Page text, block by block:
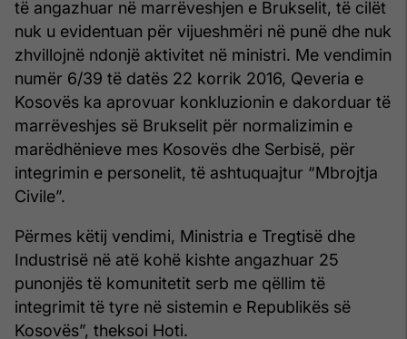
të angazhuar në marrëveshjen e Brukselit, të cilët
nuk u evidentuan për vijueshmëri në punë dhe nuk
zhvillojnë ndonjë aktivitet në ministri. Me vendimin
numër 6/39 të datës 22 korrik 2016, Qeveria e
Kosovës ka aprovuar konkluzionin e dakorduar të
marrëveshjes së Brukselit për normalizimin e
marëdhënieve mes Kosovës dhe Serbisë, për
integrimin e personelit, të ashtuquajtur “Mbrojtja
Civile”.
Përmes këtij vendimi, Ministria e Tregtisë dhe
Industrisë në atë kohë kishte angazhuar 25
punonjës të komunitetit serb me qëllim të
integrimit të tyre në sistemin e Republikës së
Kosovës”, theksoi Hoti.